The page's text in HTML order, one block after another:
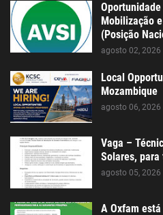
Mobilização
(Posição
agosto 02, 2026
Local
Mozambique
agosto 06, 2026
Vaga –
Solares,
agosto 05, 2026
A Oxfam